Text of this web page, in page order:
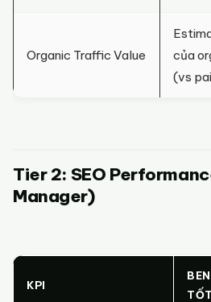
Organic Traffic Value
của
(vs
Tier 2: SEO
Manager)
KPI
TỐT